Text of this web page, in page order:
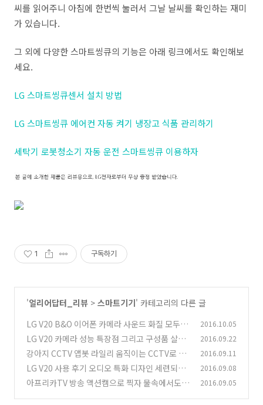
씨를 읽어주니 아침에 한번씩 눌러서 그날 날씨를 확인하는 재미
가 있습니다.
그 외에 다양한 스마트씽큐의 기능은 아래 링크에서도 확인해보
세요.
LG 스마트씽큐센서 설치 방법
LG 스마트씽큐 에어컨 자동 켜기 냉장고 식품 관리하기
세탁기 로봇청소기 자동 운전 스마트씽큐 이용하자
1 구독하기
'얼리어답터_리뷰 > 스마트기기' 카테고리의 다른 글
LG V20 B&O 이어폰 카메라 사운드 화질 모두 놀
라워
(3)
2016.10.05
LG V20 카메라 성능 특장점 그리고 구성품 살펴
보기 (3)
2016.09.22
강아지 CCTV 앱봇 라일리 움직이는 CCTV로 집
안을 감시
(0)
2016.09.11
LG V20 사용 후기 오디오 특화 디자인 세련되고
카메라 달라져
(1)
2016.09.08
아프리카TV 방송 액션캠으로 찍자 물속에서도 2016.09.05